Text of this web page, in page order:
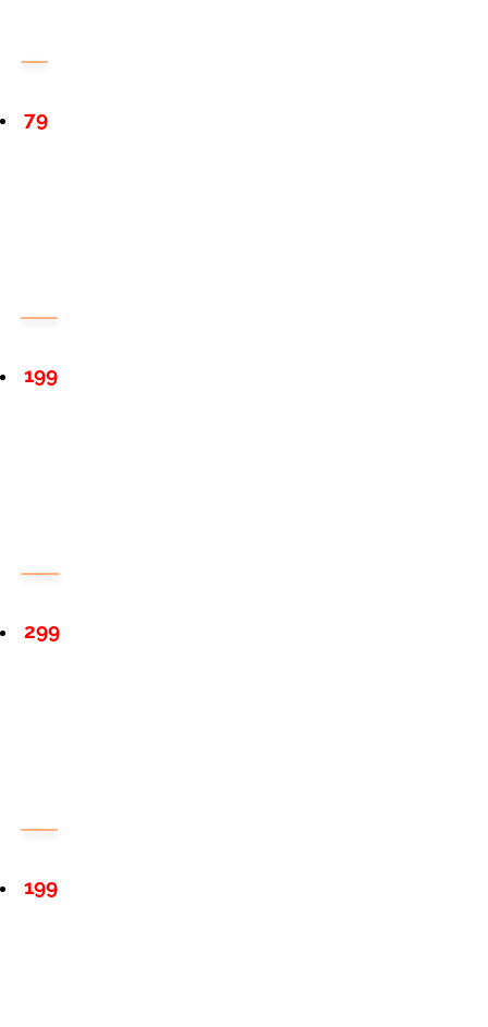
79
199
299
199